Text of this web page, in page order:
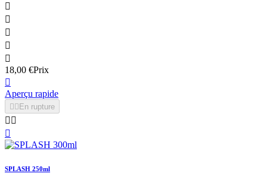





18,00 €Prix

Aperçu rapide
  En rupture
 

SPLASH 250ml